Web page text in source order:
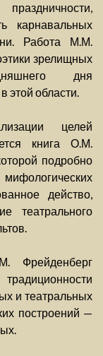
карнавальных
Работа М.М.
зрелищных
дня
этой области.
целей
книга О.М.
подробно
действо,
театрального
Фрейденберг
и театральных
построений —